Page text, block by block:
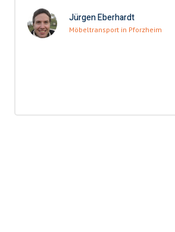
Jürgen Eberhardt
Möbeltransport in Pforzheim